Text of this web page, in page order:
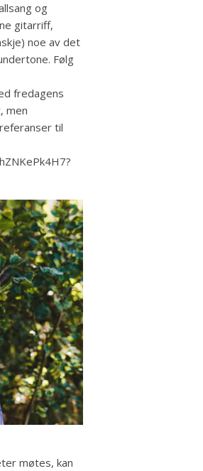
og
gitarriff,
noe av det
Følg
fredagens
men
til
møtes, kan